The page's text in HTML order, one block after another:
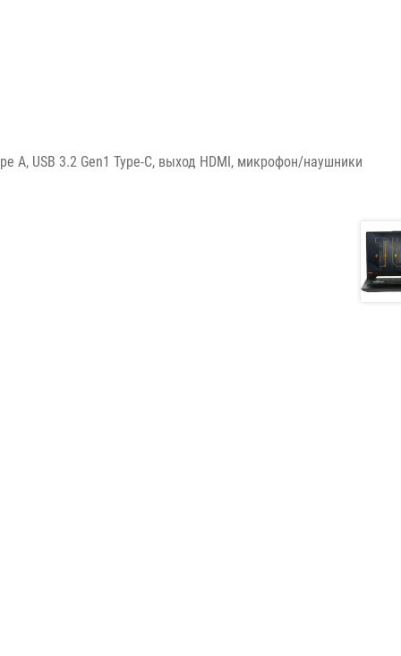
A, USB 3.2 Gen1 Type-С, выход HDMI, микрофон/наушники